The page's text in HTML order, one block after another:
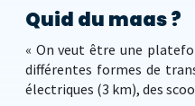
Quid du maas ?
« On veut être une
différentes formes de
électriques (3 km), des